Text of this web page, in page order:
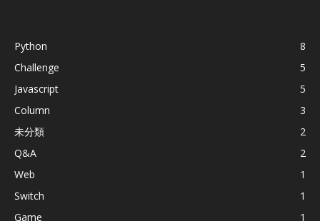
Python
8
Challenge
5
Javascript
5
Column
3
未分類
2
Q&A
2
Web
1
Switch
1
Game
1